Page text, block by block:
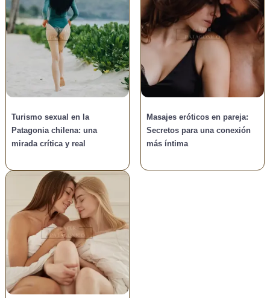
Turismo sexual en la
Patagonia chilena: una
mirada crítica y real
Masajes eróticos en pareja:
Secretos para una conexión
más íntima